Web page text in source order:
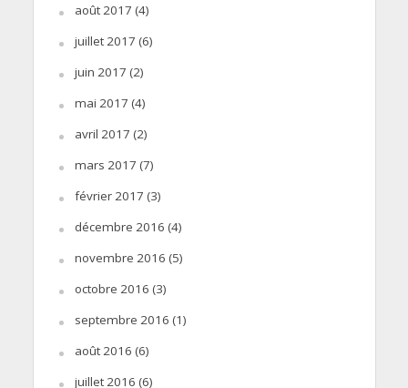
août 2017 (4)
juillet 2017 (6)
juin 2017 (2)
mai 2017 (4)
avril 2017 (2)
mars 2017 (7)
février 2017 (3)
décembre 2016 (4)
novembre 2016 (5)
octobre 2016 (3)
septembre 2016 (1)
août 2016 (6)
juillet 2016 (6)